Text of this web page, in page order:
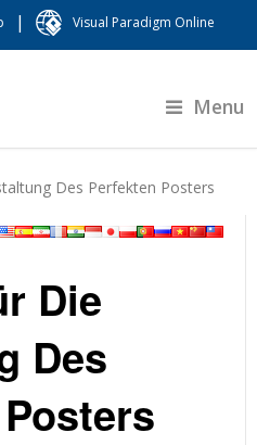
| Visual Paradigm Online
Menu
Des Perfekten Posters
Die
Des